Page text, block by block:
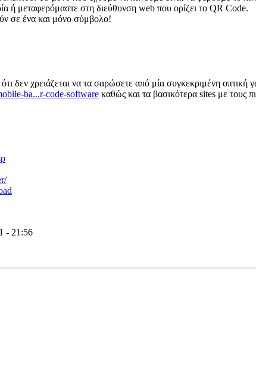
ή μεταφερόμαστε στη διεύθυνση web που ορίζει το QR Code.
σε ένα και μόνο σύμβολο!
δεν χρειάζεται να τα σαρώσετε από μία συγκεκριμένη
ba...r-code-software καθώς και τα βασικότερα sites με τους
- 21:56